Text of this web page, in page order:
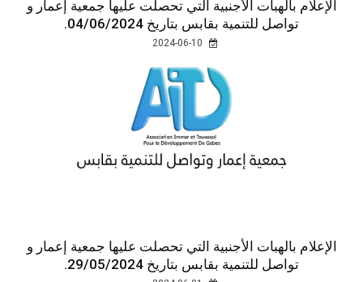
الإعلام بالهبات الأجنبية التي تحصلت عليها جمعية إعمار و
تواصل للتنمية بقابس بتاريخ 04/06/2024.
الإعلام بالهبات الأجنبية التي تحصلت عليها جمعية إعمار و
تواصل للتنمية بقابس بتاريخ 29/05/2024.